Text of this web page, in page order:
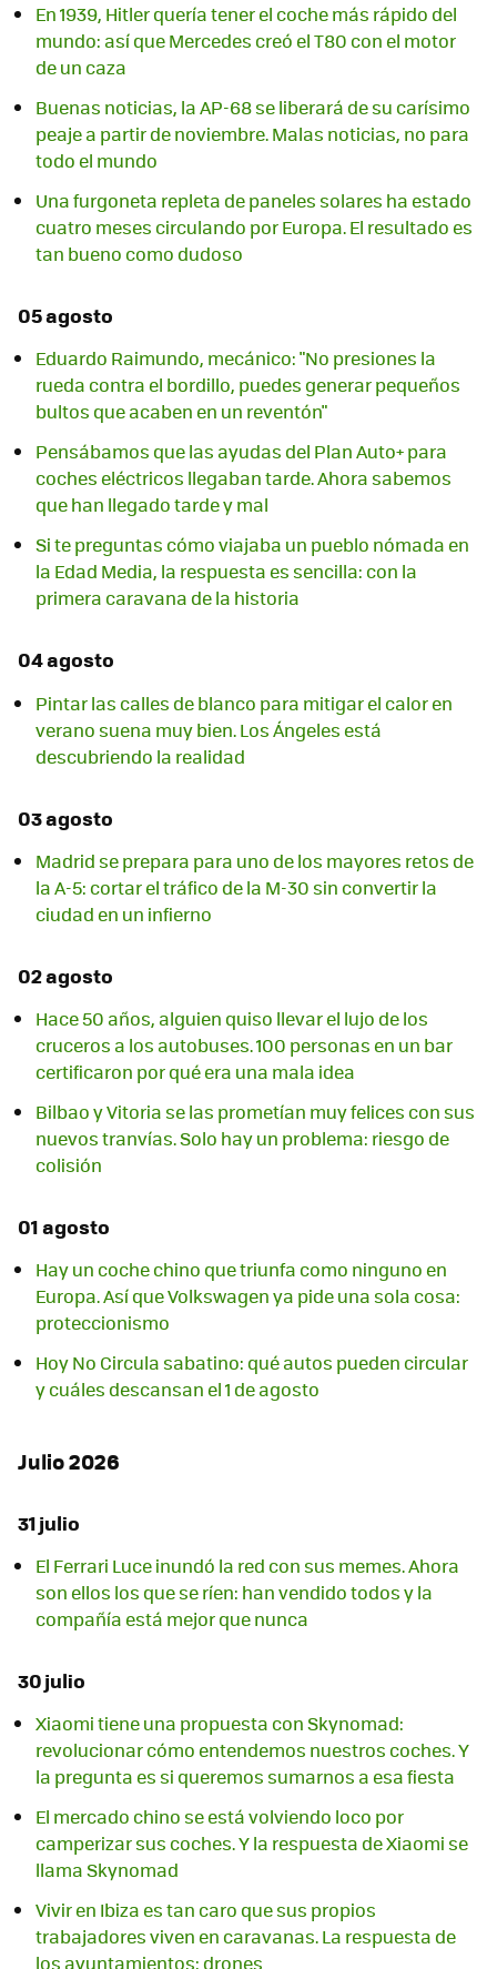
En 1939, Hitler quería tener el coche más rápido del
mundo: así que Mercedes creó el T80 con el motor
de un caza
Buenas noticias, la AP-68 se liberará de su carísimo
peaje a partir de noviembre. Malas noticias, no para
todo el mundo
Una furgoneta repleta de paneles solares ha estado
cuatro meses circulando por Europa. El resultado es
tan bueno como dudoso
05 agosto
Eduardo Raimundo, mecánico: "No presiones la
rueda contra el bordillo, puedes generar pequeños
bultos que acaben en un reventón"
Pensábamos que las ayudas del Plan Auto+ para
coches eléctricos llegaban tarde. Ahora sabemos
que han llegado tarde y mal
Si te preguntas cómo viajaba un pueblo nómada en
la Edad Media, la respuesta es sencilla: con la
primera caravana de la historia
04 agosto
Pintar las calles de blanco para mitigar el calor en
verano suena muy bien. Los Ángeles está
descubriendo la realidad
03 agosto
Madrid se prepara para uno de los mayores retos de
la A-5: cortar el tráfico de la M-30 sin convertir la
ciudad en un infierno
02 agosto
Hace 50 años, alguien quiso llevar el lujo de los
cruceros a los autobuses. 100 personas en un bar
certificaron por qué era una mala idea
Bilbao y Vitoria se las prometían muy felices con sus
nuevos tranvías. Solo hay un problema: riesgo de
colisión
01 agosto
Hay un coche chino que triunfa como ninguno en
Europa. Así que Volkswagen ya pide una sola cosa:
proteccionismo
Hoy No Circula sabatino: qué autos pueden circular
y cuáles descansan el 1 de agosto
Julio 2026
31 julio
El Ferrari Luce inundó la red con sus memes. Ahora
son ellos los que se ríen: han vendido todos y la
compañía está mejor que nunca
30 julio
Xiaomi tiene una propuesta con Skynomad:
revolucionar cómo entendemos nuestros coches. Y
la pregunta es si queremos sumarnos a esa fiesta
El mercado chino se está volviendo loco por
camperizar sus coches. Y la respuesta de Xiaomi se
llama Skynomad
Vivir en Ibiza es tan caro que sus propios
trabajadores viven en caravanas. La respuesta de
los ayuntamientos: drones